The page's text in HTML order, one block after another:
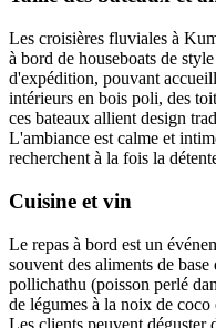
Les croisières fluviales à
à bord de houseboats de
d'expédition, pouvant
intérieurs en bois poli, des
ces bateaux allient design
L'ambiance est calme et
recherchent à la fois la
Cuisine et vin
Le repas à bord est un
souvent des aliments de
pollichathu (poisson perlé
de légumes à la noix de coco
Les clients peuvent déguster